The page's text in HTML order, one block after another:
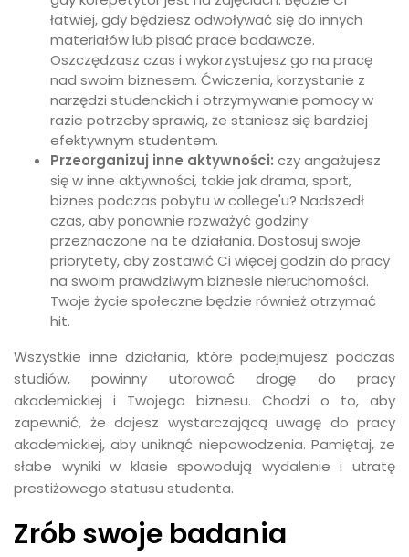
łatwiej, gdy będziesz odwoływać się do innych
materiałów lub pisać prace badawcze.
Oszczędzasz czas i wykorzystujesz go na pracę
nad swoim biznesem. Ćwiczenia, korzystanie z
narzędzi studenckich i otrzymywanie pomocy w
razie potrzeby sprawią, że staniesz się bardziej
efektywnym studentem.
Przeorganizuj inne aktywności: czy angażujesz
się w inne aktywności, takie jak drama, sport,
biznes podczas pobytu w college'u? Nadszedł
czas, aby ponownie rozważyć godziny
przeznaczone na te działania. Dostosuj swoje
priorytety, aby zostawić Ci więcej godzin do pracy
na swoim prawdziwym biznesie nieruchomości.
Twoje życie społeczne będzie również otrzymać
hit.
Wszystkie inne działania, które podejmujesz podczas
studiów, powinny utorować drogę do pracy
akademickiej i Twojego biznesu. Chodzi o to, aby
zapewnić, że dajesz wystarczającą uwagę do pracy
akademickiej, aby uniknąć niepowodzenia. Pamiętaj, że
słabe wyniki w klasie spowodują wydalenie i utratę
prestiżowego statusu studenta.
Zrób swoje badania